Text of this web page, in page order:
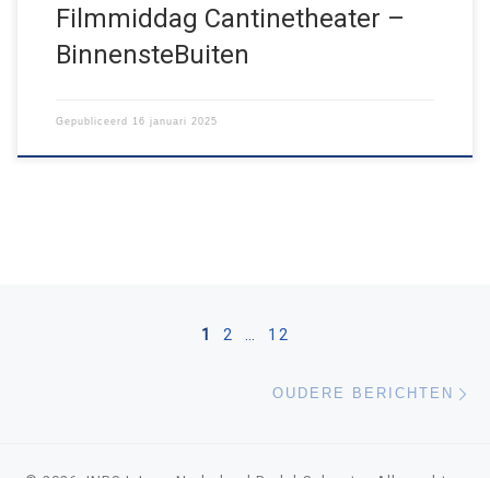
Filmmiddag Cantinetheater –
BinnensteBuiten
Gepubliceerd 16 januari 2025
Berichten navigatie
1 2 12
OUDERE BERICHTEN